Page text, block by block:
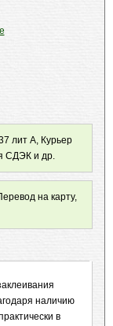
лит А, Курьер
СДЭК и др.
на карту,
наличию
в